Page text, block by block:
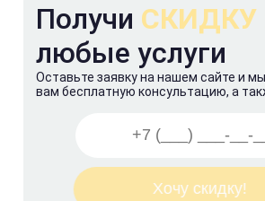
Получи СКИДКУ
любые услуги
Оставьте заявку на нашем сайте и
вам бесплатную консультацию, а